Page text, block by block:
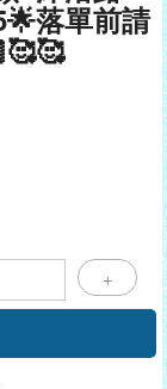
落單前請
+